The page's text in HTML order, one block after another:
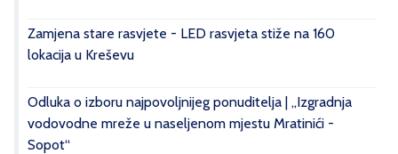
Zamjena stare rasvjete - LED rasvjeta stiže na 160
lokacija u Kreševu
Odluka o izboru najpovoljnijeg ponuditelja | „Izgradnja
vodovodne mreže u naseljenom mjestu Mratinići -
Sopot“